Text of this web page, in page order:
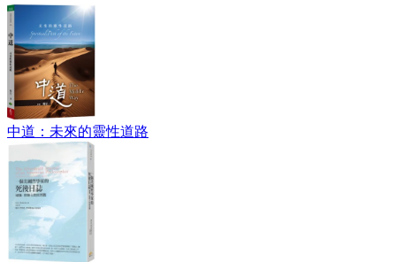
中道：未來的靈性道路